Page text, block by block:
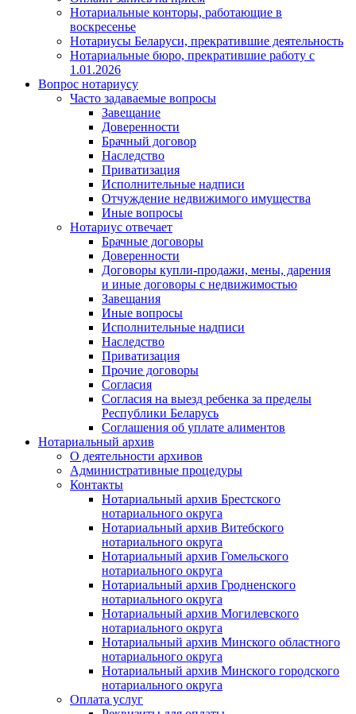
Нотариальные конторы, работающие в
воскресенье
Нотариусы Беларуси, прекратившие деятельность
Нотариальные бюро, прекратившие работу с
1.01.2026
Вопрос нотариусу
Часто задаваемые вопросы
Завещание
Доверенности
Брачный договор
Наследство
Приватизация
Исполнительные надписи
Отчуждение недвижимого имущества
Иные вопросы
Нотариус отвечает
Брачные договоры
Доверенности
Договоры купли-продажи, мены, дарения
и иные договоры с недвижимостью
Завещания
Иные вопросы
Исполнительные надписи
Наследство
Приватизация
Прочие договоры
Согласия
Согласия на выезд ребенка за пределы
Республики Беларусь
Соглашения об уплате алиментов
Нотариальный архив
О деятельности архивов
Административные процедуры
Контакты
Нотариальный архив Брестского
нотариального округа
Нотариальный архив Витебского
нотариального округа
Нотариальный архив Гомельского
нотариального округа
Нотариальный архив Гродненского
нотариального округа
Нотариальный архив Могилевского
нотариального округа
Нотариальный архив Минского областного
нотариального округа
Нотариальный архив Минского городского
нотариального округа
Оплата услуг